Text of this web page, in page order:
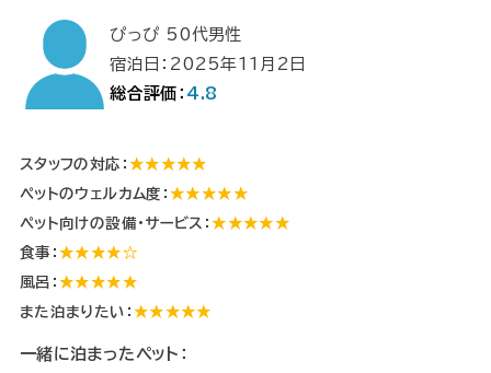
ぴっぴ 50代男性
宿泊日：2025年11月2日
総合評価： 4.8
スタッフの対応： ★★★★★
ペットのウェルカム度：★★★★★
ペット向けの設備・サービス：★★★★★
食事：★★★★☆
風呂：★★★★★
また泊まりたい： ★★★★★
一緒に泊まったペット：